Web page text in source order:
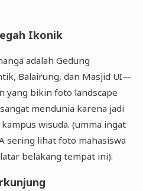
Ikonik
adalah Gedung
Balairung, dan Masjid UI—
yang bikin foto landscape
mendunia karena jadi
wisuda. (umma ingat
sering lihat foto mahasiswa
belakang tempat ini).